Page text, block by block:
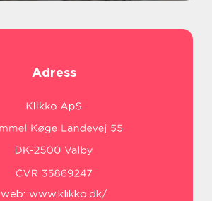
Adress
web: www.klikko.dk/